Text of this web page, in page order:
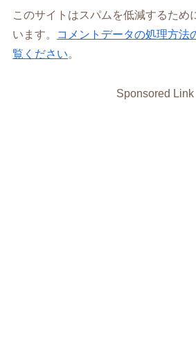
このサイトはスパムを低減するため
います。
コメントデータの処理方法
覧ください。
Sponsored Link